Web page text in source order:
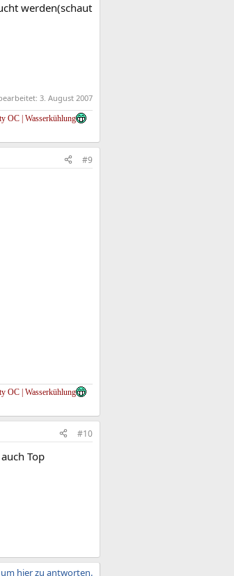
werden(schaut
3. August 2007
OC | Wasserkühlung
#9
OC | Wasserkühlung
#10
Top
hier zu antworten.